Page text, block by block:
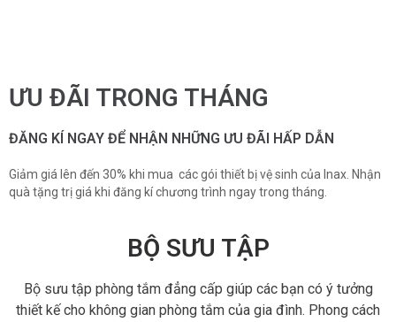
ƯU ĐÃI TRONG THÁNG
ĐĂNG KÍ NGAY ĐỂ NHẬN NHỮNG ƯU ĐÃI HẤP DẪN
Giảm giá lên đến 30% khi mua các gói thiết bị vệ sinh của Inax. Nhận
quà tặng trị giá khi đăng kí chương trình ngay trong tháng.
BỘ SƯU TẬP
Bộ sưu tập phòng tắm đẳng cấp giúp các bạn có ý tưởng
thiết kế cho không gian phòng tắm của gia đình. Phong cách